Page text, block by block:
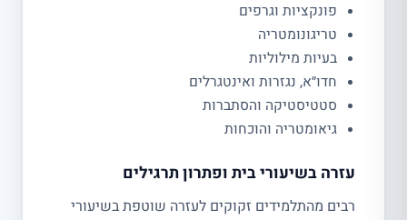
פונקציות וגרפים
טריגונומטריה
בעיות מילוליות
חדו״א, נגזרות ואינטגרלים
סטטיסטיקה והסתברות
גיאומטריה והוכחות
עזרה בשיעורי בית ופתרון תרגילים
רבים מהתלמידים זקוקים לעזרה שוטפת בשיעורי